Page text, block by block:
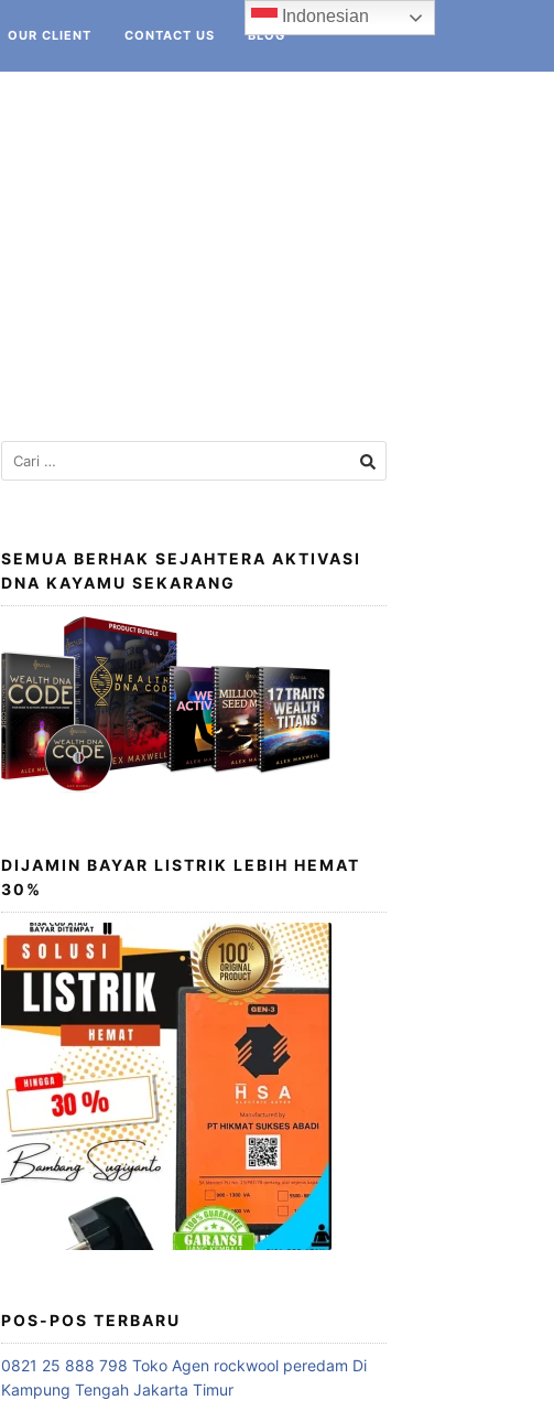
OUR CLIENT CONTACT US BLOG
SEMUA BERHAK SEJAHTERA AKTIVASI
DNA KAYAMU SEKARANG
DIJAMIN BAYAR LISTRIK LEBIH HEMAT
30%
POS-POS TERBARU
0821 25 888 798 Toko Agen rockwool peredam Di
Kampung Tengah Jakarta Timur
Indonesian